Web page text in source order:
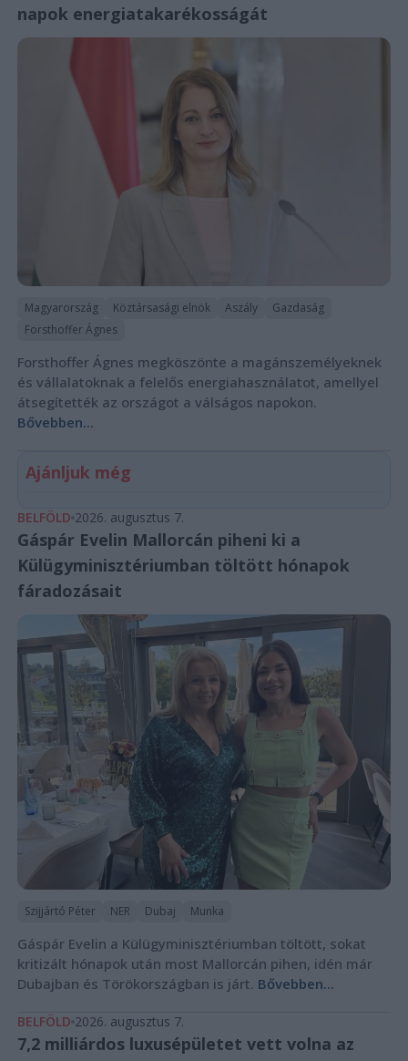
napok energiatakarékosságát
Magyarország Köztársasági elnök Aszály
Gazdaság
Forsthoffer Ágnes
Forsthoffer Ágnes megköszönte a magánszemélyeknek
és vállalatoknak a felelős energiahasználatot, amellyel
átsegítették az országot a válságos napokon.
Bővebben...
Ajánljuk még
BELFÖLD 2026. augusztus 7.
Gáspár Evelin Mallorcán piheni ki a
Külügyminisztériumban töltött hónapok
fáradozásait
Szijjártó Péter NER Dubaj Munka
Gáspár Evelin a Külügyminisztériumban töltött, sokat
kritizált hónapok után most Mallorcán pihen, idén már
Dubajban és Törökországban is járt. Bővebben...
BELFÖLD 2026. augusztus 7.
7,2 milliárdos luxusépületet vett volna az